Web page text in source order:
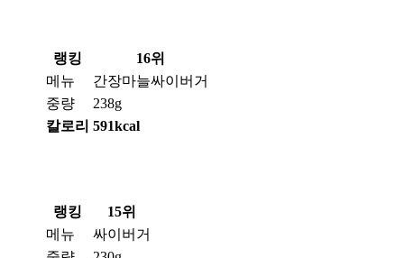
랭킹
16위
메뉴
간장마늘싸이버거
중량
238g
칼로리 591kcal
랭킹
15위
메뉴
싸이버거